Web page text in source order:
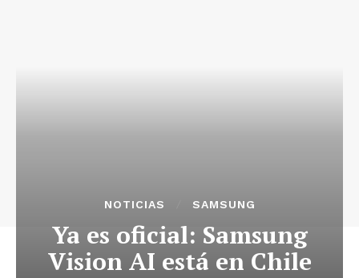
NOTICIAS SAMSUNG
Ya es oficial: Samsung
Vision AI está en Chile